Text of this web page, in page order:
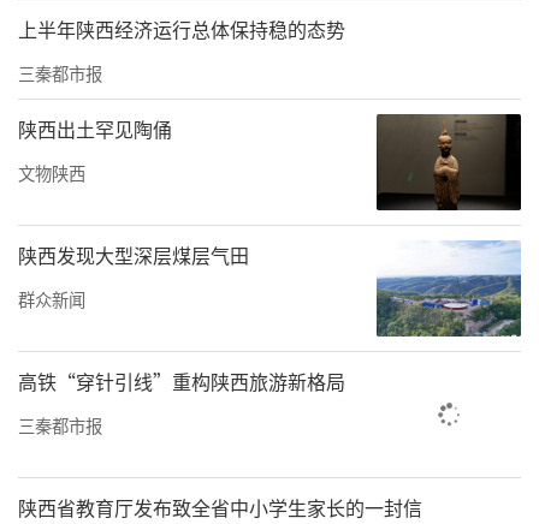
饮食息息相关，我们通过一对一沟通、个性化
指导，为患者制定专属营养方案，帮助大家通
过科学饮食调理身体、控制病情。”王海云说
道。
专业的营养干预切实惠及孕产妇群体。市民黄
晶在接受咨询后深有感触：“通过专业评估和
讲解，我明确知道了孕期体重不能增长过快，
要多补充肉、蛋、奶、豆制品等优质蛋白，保
障胎儿正常发育，同时要控制水果摄入量，降
低妊娠期糖尿病的发病风险。”
上半年陕西经济运行总体保持稳的态势
三秦都市报
陕西出土罕见陶俑
文物陕西
陕西发现大型深层煤层气田
群众新闻
高铁“穿针引线”重构陕西旅游新格局
三秦都市报
陕西省教育厅发布致全省中小学生家长的一封信